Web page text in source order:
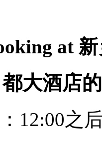
at
大酒店
12:00之